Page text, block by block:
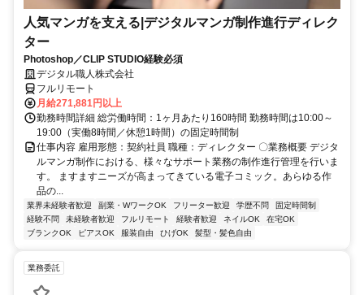
人気マンガを支える|デジタルマンガ制作進行ディレク
ター
Photoshop／CLIP STUDIO経験必須
デジタル職人株式会社
フルリモート
月給271,881円以上
勤務時間詳細 総労働時間：1ヶ月あたり160時間 勤務時間は10:00～
19:00（実働8時間／休憩1時間）の固定時間制
仕事内容 雇用形態：契約社員 職種：ディレクター 〇業務概要 デジタ
ルマンガ制作における、様々なサポート業務の制作進行管理を行いま
す。 ますますニーズが高まってきている電子コミック。あらゆる作
品の...
業界未経験者歓迎 副業・WワークOK フリーター歓迎 学歴不問
固定時間制
経験不問
未経験者歓迎 フルリモート 経験者歓迎 ネイルOK
在宅OK
ブランクOK
ピアスOK 服装自由 ひげOK 髪型・髪色自由
業務委託